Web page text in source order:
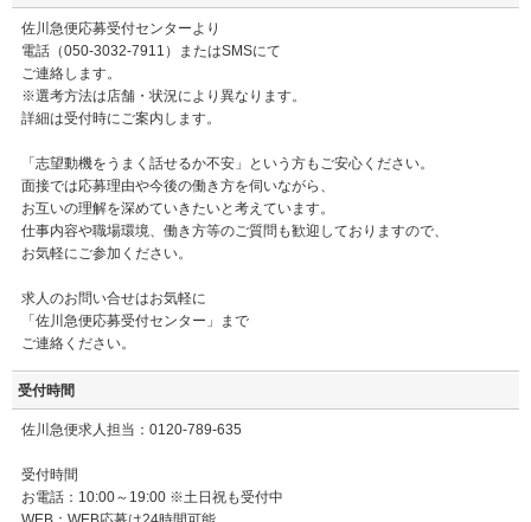
佐川急便応募受付センターより
電話（050-3032-7911）またはSMSにて
ご連絡します。
※選考方法は店舗・状況により異なります。
詳細は受付時にご案内します。
「志望動機をうまく話せるか不安」という方もご安心ください。
面接では応募理由や今後の働き方を伺いながら、
お互いの理解を深めていきたいと考えています。
仕事内容や職場環境、働き方等のご質問も歓迎しておりますので、
お気軽にご参加ください。
求人のお問い合せはお気軽に
「佐川急便応募受付センター」まで
ご連絡ください。
受付時間
佐川急便求人担当：0120-789-635
受付時間
お電話：10:00～19:00 ※土日祝も受付中